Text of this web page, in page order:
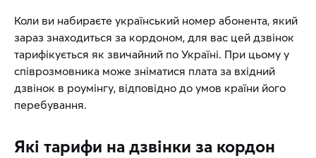
Коли ви набираєте український номер абонента, який
зараз знаходиться за кордоном, для вас цей дзвінок
тарифікується як звичайний по Україні. При цьому у
співрозмовника може зніматися плата за вхідний
дзвінок в роумінгу, відповідно до умов країни його
перебування.
Які тарифи на дзвінки за кордон